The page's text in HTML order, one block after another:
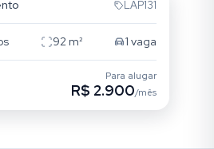
LAP131
92m² 1 vaga
Para alugar
R$ 2.900/mês